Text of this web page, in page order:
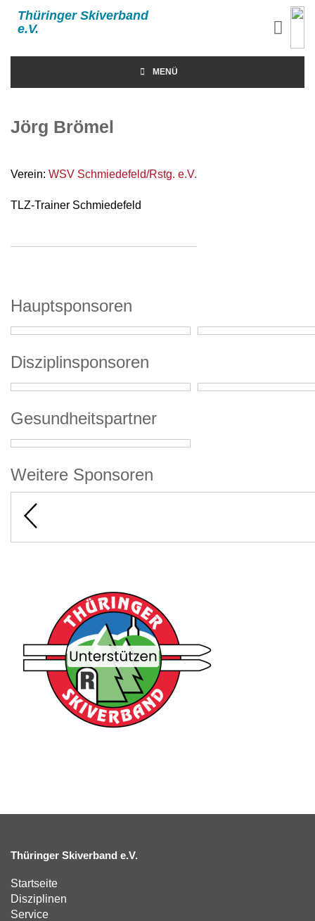
Thüringer Skiverband
e.V.
MENÜ
Jörg Brömel
Verein: WSV Schmiedefeld/Rstg. e.V.
TLZ-Trainer Schmiedefeld
Hauptsponsoren
Disziplinsponsoren
Gesundheitspartner
Weitere Sponsoren
Thüringer Skiverband e.V.
Startseite
Disziplinen
Service